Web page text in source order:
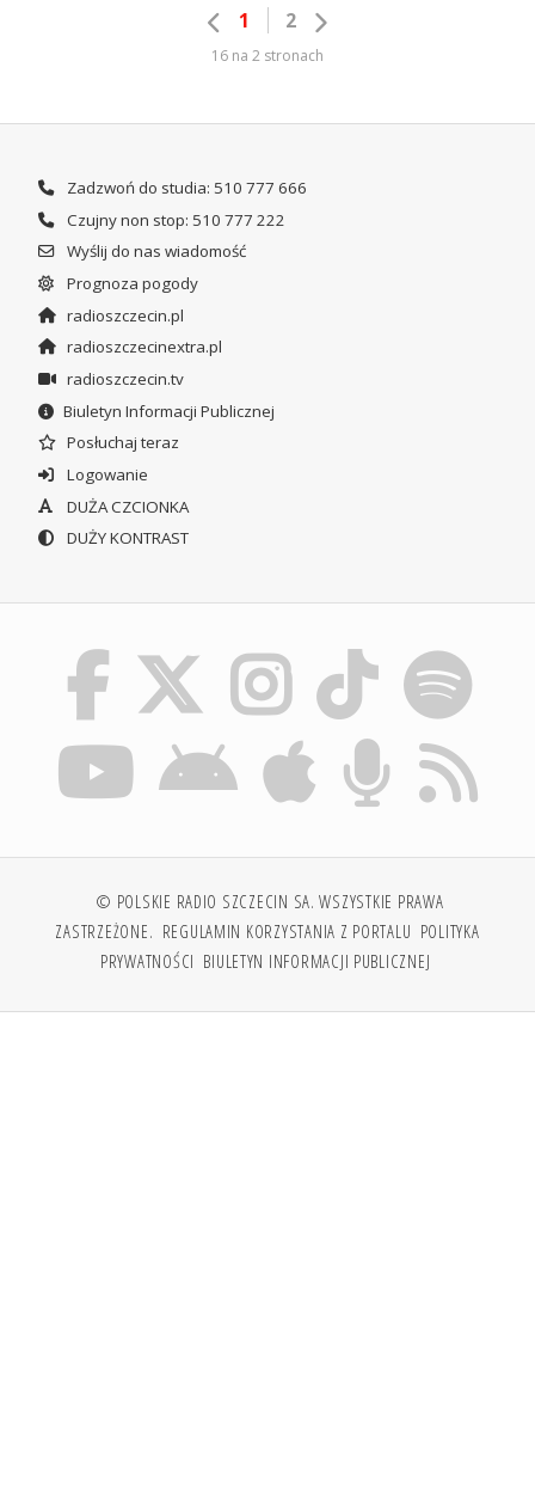
1 2
16 na 2 stronach
Zadzwoń do studia: 510 777 666
Czujny non stop: 510 777 222
Wyślij do nas wiadomość
Prognoza pogody
radioszczecin.pl
radioszczecinextra.pl
radioszczecin.tv
Biuletyn Informacji Publicznej
Posłuchaj teraz
Logowanie
DUŻA CZCIONKA
DUŻY KONTRAST
© POLSKIE RADIO SZCZECIN SA. WSZYSTKIE PRAWA
ZASTRZEŻONE. REGULAMIN KORZYSTANIA Z PORTALU POLITYKA
PRYWATNOŚCI BIULETYN INFORMACJI PUBLICZNEJ